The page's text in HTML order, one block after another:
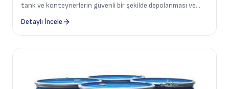
tank ve konteynerlerin güvenli bir şekilde depolanması ve
Detaylı İncele